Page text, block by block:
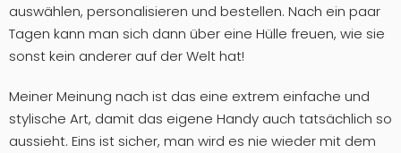
auswählen, personalisieren und bestellen. Nach ein paar
Tagen kann man sich dann über eine Hülle freuen, wie sie
sonst kein anderer auf der Welt hat!
Meiner Meinung nach ist das eine extrem einfache und
stylische Art, damit das eigene Handy auch tatsächlich so
aussieht. Eins ist sicher, man wird es nie wieder mit dem